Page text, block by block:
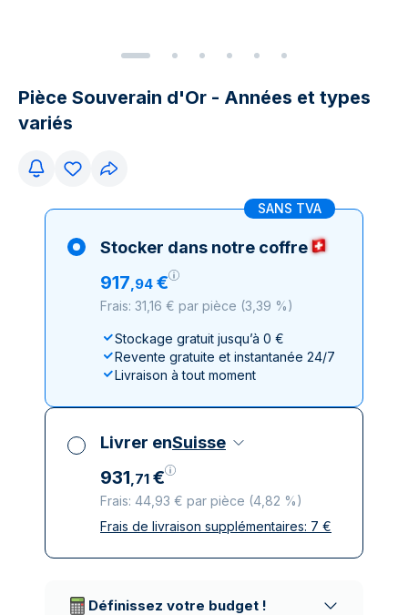
Pièce Souverain d'Or - Années et types
variés
SANS TVA
Stocker dans notre coffre
917,94 €
Frais: 31,16 € par pièce (3,39 %)
Stockage gratuit jusqu’à 0 €
Revente gratuite et instantanée 24/7
Livraison à tout moment
Livrer enSuisse
931,71 €
Frais: 44,93 € par pièce (4,82 %)
Toutes taxes comprises
Frais de livraison supplémentaires: 7 €
Définissez votre budget !